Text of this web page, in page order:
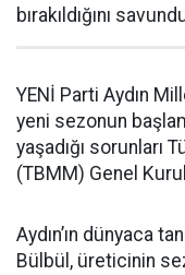
bırakıldığını
YENİ Parti Aydın
yeni sezonun
yaşadığı sorunları
(TBMM) Genel
Aydın’ın dünyaca
Bülbül, üreticinin